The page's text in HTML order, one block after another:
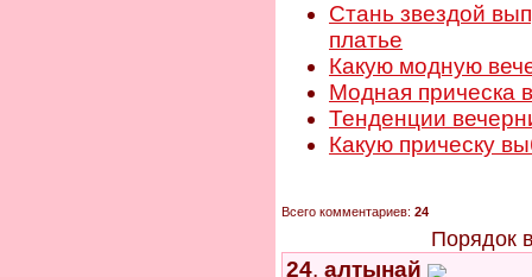
Стань звездой
платье
Какую модную
Модная прическа
Тенденции
Какую прическу
Всего комментариев: 24
Порядок
24. алтынай